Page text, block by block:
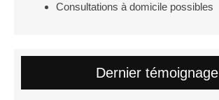
Consultations à domicile possibles
Dernier témoignage